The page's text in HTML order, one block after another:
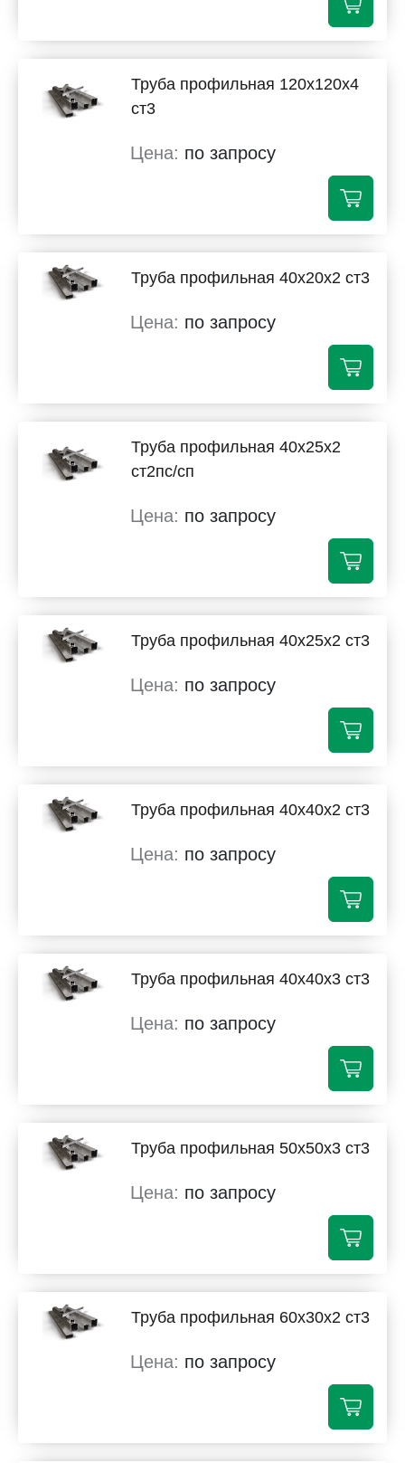
Труба профильная 120х120х4
ст3
по запросу
Труба профильная 40х20х2 ст3
по запросу
Труба профильная 40х25х2
ст2пс/сп
по запросу
Труба профильная 40х25х2 ст3
по запросу
Труба профильная 40х40х2 ст3
по запросу
Труба профильная 40х40х3 ст3
по запросу
Труба профильная 50х50х3 ст3
по запросу
Труба профильная 60х30х2 ст3
по запросу